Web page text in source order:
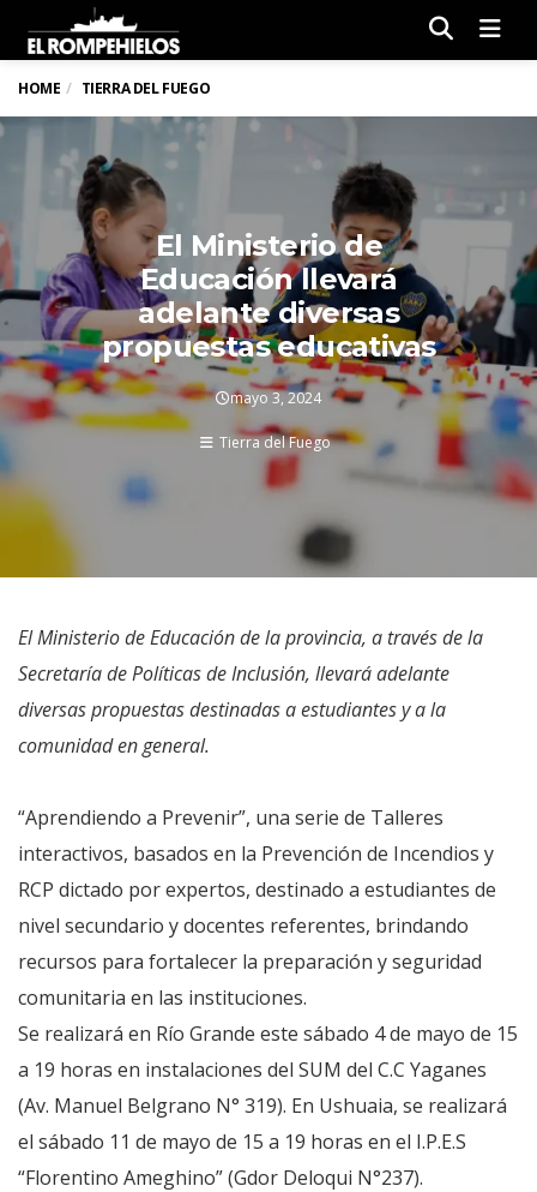
HOME TIERRA DEL FUEGO
El Ministerio de
Educación llevará
adelante diversas
propuestas educativas
mayo 3, 2024
Tierra del Fuego
El Ministerio de Educación de la provincia, a través de la
Secretaría de Políticas de Inclusión, llevará adelante
diversas propuestas destinadas a estudiantes y a la
comunidad en general.
“Aprendiendo a Prevenir”, una serie de Talleres
interactivos, basados en la Prevención de Incendios y
RCP dictado por expertos, destinado a estudiantes de
nivel secundario y docentes referentes, brindando
recursos para fortalecer la preparación y seguridad
comunitaria en las instituciones.
Se realizará en Río Grande este sábado 4 de mayo de 15
a 19 horas en instalaciones del SUM del C.C Yaganes
(Av. Manuel Belgrano N° 319). En Ushuaia, se realizará
el sábado 11 de mayo de 15 a 19 horas en el I.P.E.S
“Florentino Ameghino” (Gdor Deloqui N°237).